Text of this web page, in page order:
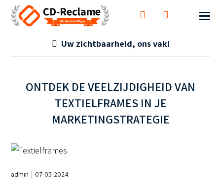
Uw zichtbaarheid, ons vak!
ONTDEK DE VEELZIJDIGHEID VAN
TEXTIELFRAMES IN JE
MARKETINGSTRATEGIE
07-05-2024
admin